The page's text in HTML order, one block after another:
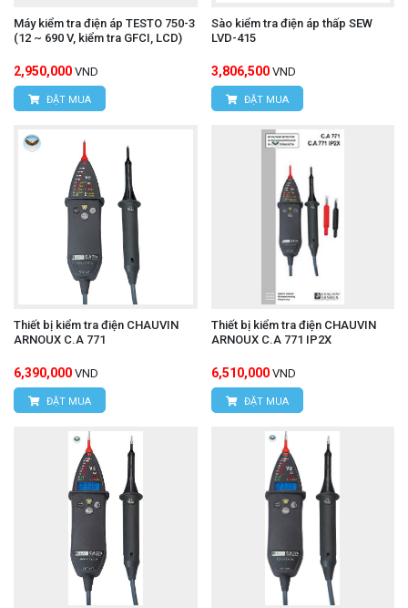
Máy kiểm tra điện áp TESTO 750-3
(12 ~ 690 V, kiểm tra GFCI, LCD)
2,950,000 VND
ĐẶT MUA
Sào kiểm tra điện áp thấp SEW
LVD-415
3,806,500 VND
ĐẶT MUA
Thiết bị kiểm tra điện CHAUVIN
ARNOUX C.A 771
6,390,000 VND
ĐẶT MUA
Thiết bị kiểm tra điện CHAUVIN
ARNOUX C.A 771 IP2X
6,510,000 VND
ĐẶT MUA